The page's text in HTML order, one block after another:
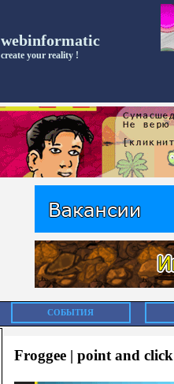
webinformatic
create your reality !
СОБЫТИЯ
Froggee | point and click